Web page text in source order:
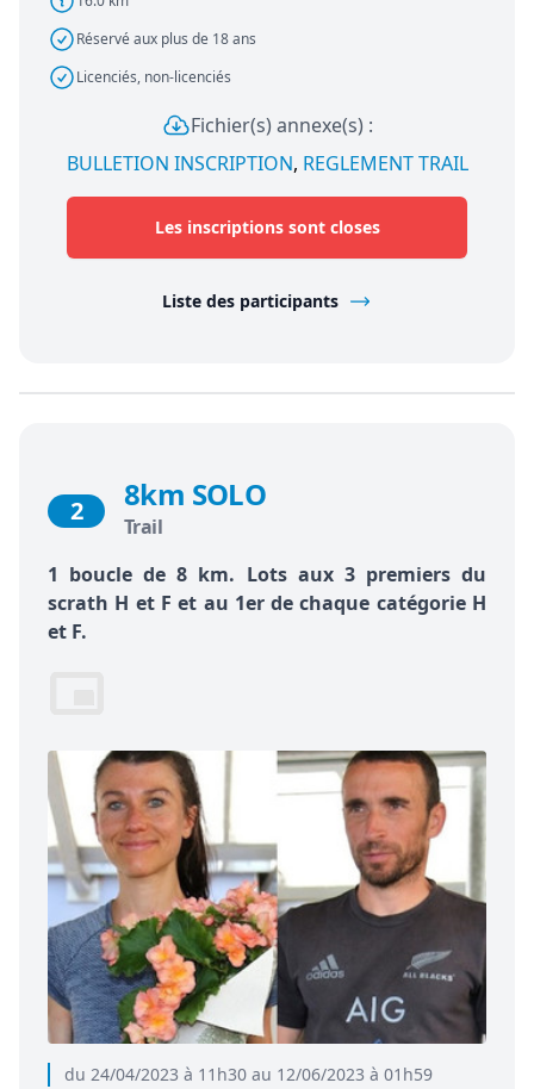
Réservé aux plus de 18 ans
Licenciés, non-licenciés
Fichier(s) annexe(s) :
BULLETION INSCRIPTION, REGLEMENT TRAIL
Les inscriptions sont closes
Liste des participants
du 24/04/2023 à 11h30 au 12/06/2023 à 01h59
2 8km SOLO
Trail
1 boucle de 8 km. Lots aux 3 premiers du
scrath H et F et au 1er de chaque catégorie H
et F.